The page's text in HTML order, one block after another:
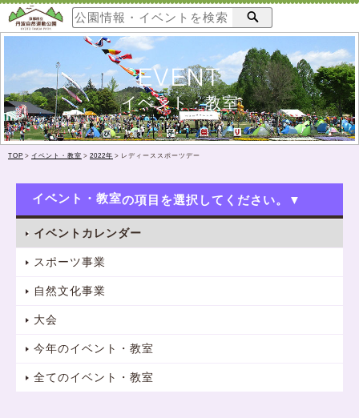
EVENT
イベント・教室
TOP > イベント・教室 > 2022年 > レディーススポーツデー
イベント・教室
イベントカレンダー
スポーツ事業
自然文化事業
大会
今年のイベント・教室
全てのイベント・教室